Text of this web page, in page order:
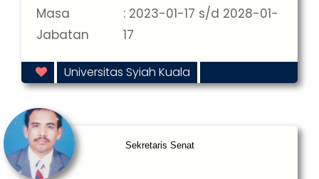
Masa
Jabatan
: 2023-01-17 s/d 2028-01-
17
Universitas Syiah Kuala
Sekretaris Senat